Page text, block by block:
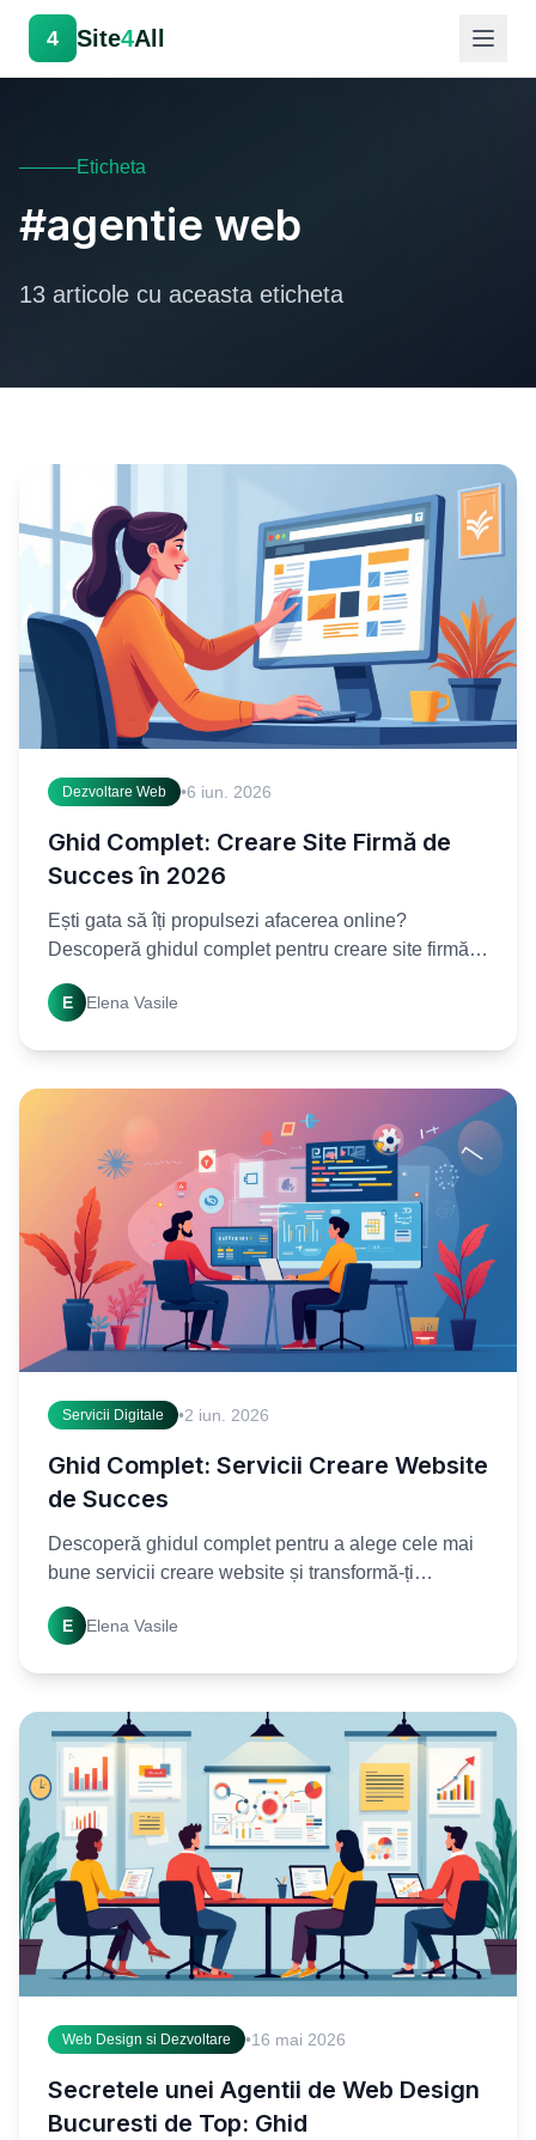
4 Site4All
Eticheta
#agentie web
13 articole cu aceasta eticheta
Dezvoltare Web •6 iun. 2026
Ghid Complet: Creare Site Firmă de
Succes în 2026
Ești gata să îți propulsezi afacerea online?
Descoperă ghidul complet pentru creare site firmă,
prezența ta
E Elena Vasile
Servicii Digitale •2 iun. 2026
Ghid Complet: Servicii Creare Website
de Succes
Descoperă ghidul complet pentru a alege cele mai
bune servicii creare website și transformă-ți
viziunea digitală în realitate. Află cum să-ți
construiești
E Elena Vasile
Web Design si Dezvoltare •16 mai 2026
Secretele unei Agentii de Web Design
Bucuresti de Top: Ghid